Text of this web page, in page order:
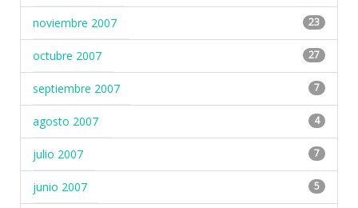
noviembre 2007 23
octubre 2007 27
septiembre 2007 7
agosto 2007 4
julio 2007 7
junio 2007 5